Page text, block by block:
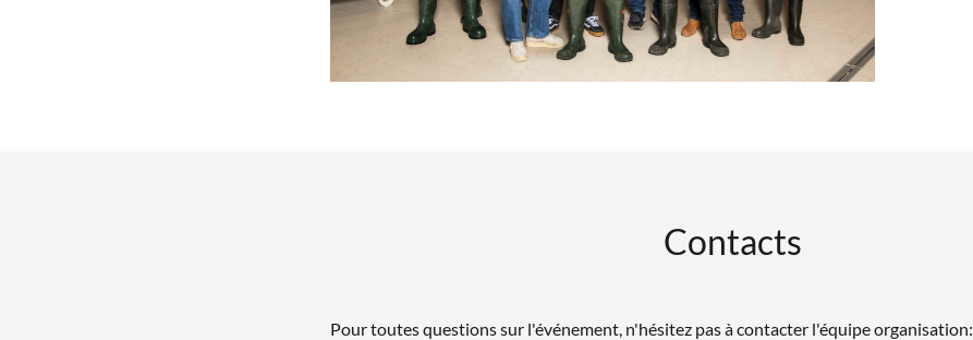
Contacts
Pour toutes questions sur l'événement, n'hésitez pas à contacter l'équipe organisation: